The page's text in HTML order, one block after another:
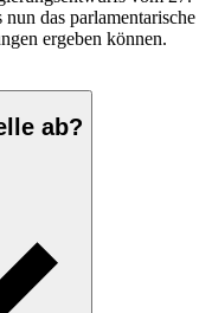
das parlamentarische
ergeben können.
ab?